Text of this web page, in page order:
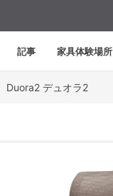
記事 家具体験場所
Duora2 デュオラ2